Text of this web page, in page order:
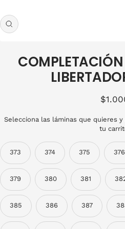
Zoom
venta
Selecciona las láminas que quieres
tu
373 374 375 376
379 380 381
385 386 387